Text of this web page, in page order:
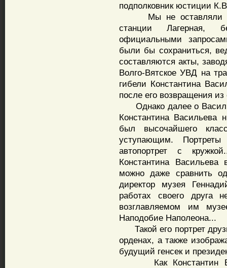
подполковник юстиции
Мы не оставляли
станции Лагерная,
официальными
были бы сохраниться,
составляются акты,
Волго-Вятское УВД на
гибели Константина
после его возвращения
Однако далее о
Константина
был высочайшего
уступающим. Портреты
автопортрет с
Константина
можно даже сравнить
директор музея
работах своего
возглавляемом им
Наподобие Наполеона...
Такой его портрет
орденах, а также
будущий генсек и
Как Константин